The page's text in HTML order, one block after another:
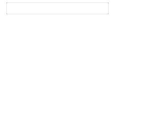
Ваш город:Красноярск